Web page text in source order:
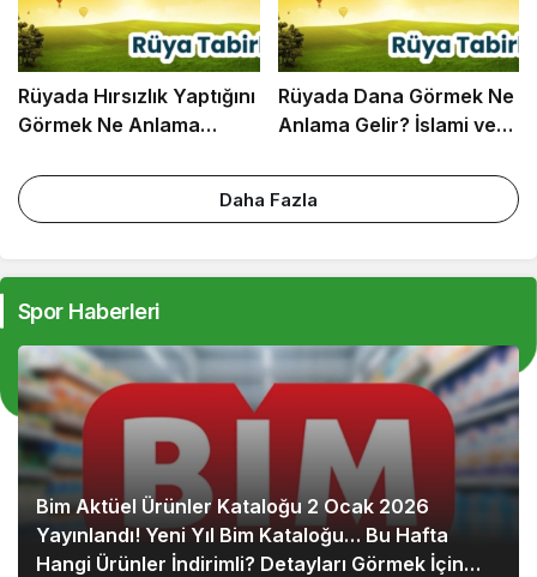
Rüyada Hırsızlık Yaptığını
Görmek Ne Anlama
Rüya Tabiri
Rüyada Dana Görmek Ne
Anlama Gelir? İslami ve
Daha Fazla
Spor Haberleri
Bim Aktüel Ürünler Kataloğu 2 Ocak 2026
Yayınlandı! Yeni Yıl Bim Kataloğu… Bu Hafta
Hangi Ürünler İndirimli? Detayları Görmek İçin